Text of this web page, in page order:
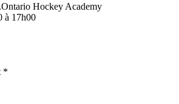
Hockey Academy
à 17h00
*